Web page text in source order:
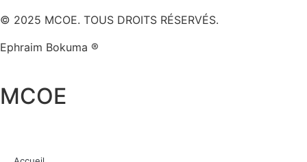
© 2025 MCOE. TOUS DROITS RÉSERVÉS.
Ephraim Bokuma ®
MCOE